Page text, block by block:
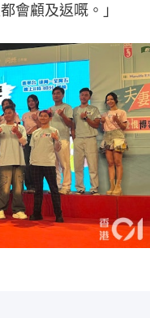
會顧及返嘅。」